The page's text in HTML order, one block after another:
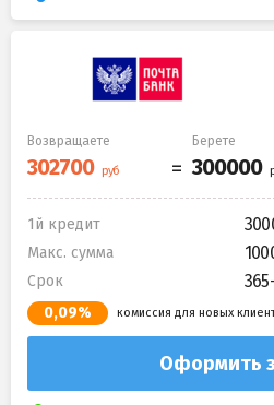
Возвращаете Берете
1й кредит
Макс. сумма
Срок
0,09% комиссия для новых
Оформить